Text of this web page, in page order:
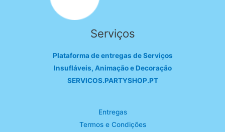
Serviços
Plataforma de entregas de Serviços
Insufláveis, Animação e Decoração
SERVICOS.PARTYSHOP.PT
Entregas
Termos e Condições